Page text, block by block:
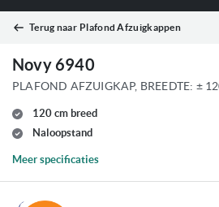
Terug naar Plafond Afzuigkappen
Novy 6940
PLAFOND AFZUIGKAP, BREEDTE: ±
120 cm breed
Naloopstand
Meer specificaties
Ga